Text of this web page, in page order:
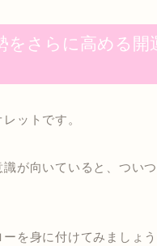
をさらに高める開
ットです。
識が向いていると、つい
を身に付けてみましょう